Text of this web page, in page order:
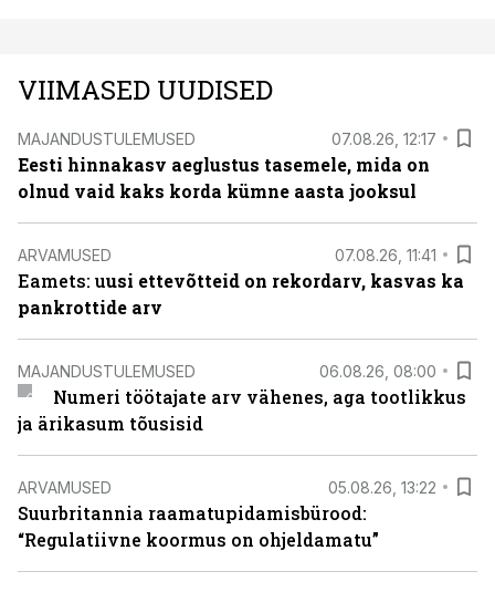
VIIMASED UUDISED
MAJANDUSTULEMUSED 07.08.26, 12:17
Eesti hinnakasv aeglustus tasemele, mida on
olnud vaid kaks korda kümne aasta jooksul
ARVAMUSED 07.08.26, 11:41
Eamets: uusi ettevõtteid on rekordarv, kasvas ka
pankrottide arv
MAJANDUSTULEMUSED 06.08.26, 08:00
Numeri töötajate arv vähenes, aga tootlikkus
ja ärikasum tõusisid
ARVAMUSED 05.08.26, 13:22
Suurbritannia raamatupidamisbürood:
“Regulatiivne koormus on ohjeldamatu”